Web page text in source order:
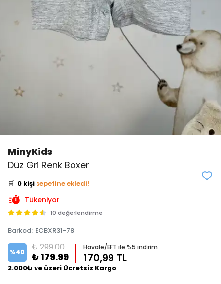
MinyKids
Düz Gri Renk Boxer
👀 Şu an 3 kişi
inceliyor!
🛒 0 kişi sepetine ekledi!
✅ Bugün 0 adet
Tükeniyor
10 değerlendirme
Barkod: ECBXR31-78
%40 ₺ 299.00
₺ 179.99
Havale/EFT ile %5 indirim
170,99 TL
2.000₺ ve üzeri Ücretsiz Kargo